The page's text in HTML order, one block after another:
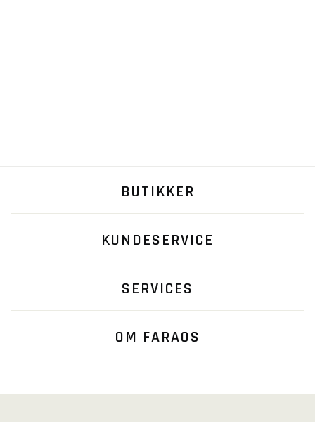
BUTIKKER
KUNDESERVICE
SERVICES
OM FARAOS